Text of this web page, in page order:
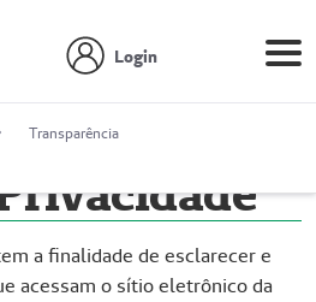
Login
Transparência
a finalidade de esclarecer e
acessam o sítio eletrônico da